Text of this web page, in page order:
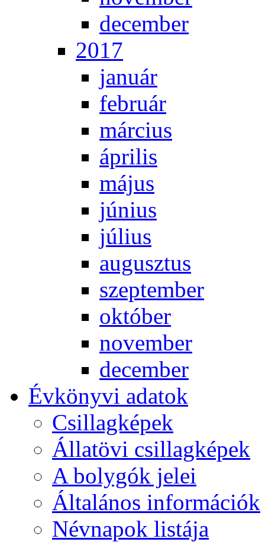
de­cem­ber
2017
ja­nu­ár
feb­ru­ár
már­ci­us
áp­ri­lis
má­jus
jú­ni­us
jú­li­us
au­gusz­tus
szep­tem­ber
ok­tó­ber
no­vem­ber
de­cem­ber
Év­köny­vi ada­tok
Csil­lag­ké­pek
Ál­lat­övi csil­lag­ké­pek
A boly­gók je­lei
Ál­ta­lá­nos in­for­má­ci­ók
Név­na­pok lis­tá­ja